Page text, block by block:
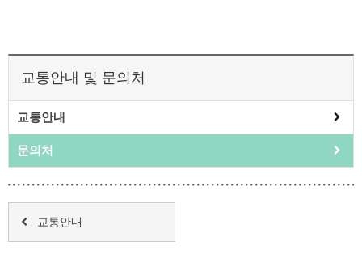
교통안내 및 문의처
교통안내
문의처
교통안내